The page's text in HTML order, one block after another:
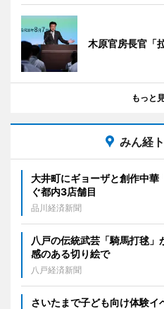
木原官房長官「
もっと
みん経
大井町にギョーザと創作中
ぐ都内3店舗目
品川経済新聞
八戸の伝統武芸「騎馬打毬
感のある切り絵で
八戸経済新聞
さいたまで子ども向け体験